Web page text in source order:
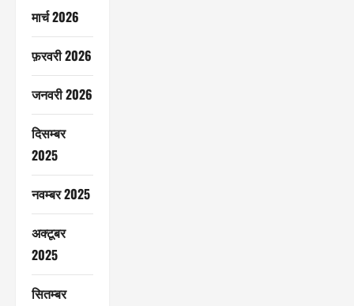
मार्च 2026
फ़रवरी 2026
जनवरी 2026
दिसम्बर
2025
नवम्बर 2025
अक्टूबर
2025
सितम्बर